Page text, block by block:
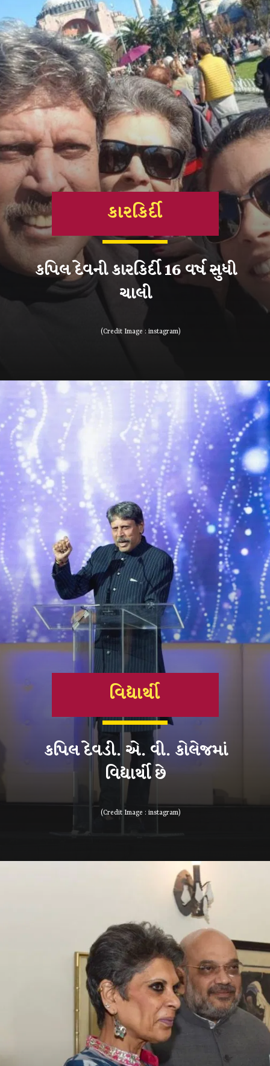
(Credit Image : instagram)
કપિલ દેવની કારકિર્દી 16 વર્ષ સુધી
ચાલી
કારકિર્દી
(Credit Image : instagram)
કપિલ દેવડી. એ. વી. કોલેજમાં
વિદ્યાર્થી છે
વિદ્યાર્થી